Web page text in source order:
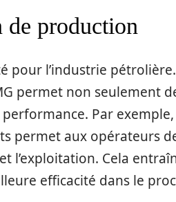
de production
l’industrie pétrolière.
permet non seulement
Par
permet aux opérateurs
l’exploitation. Cela
efficacité dans le